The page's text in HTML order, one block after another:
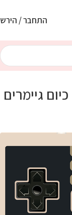
התחבר /
גיימרים